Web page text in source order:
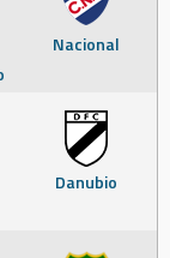
Nacional
Danubio